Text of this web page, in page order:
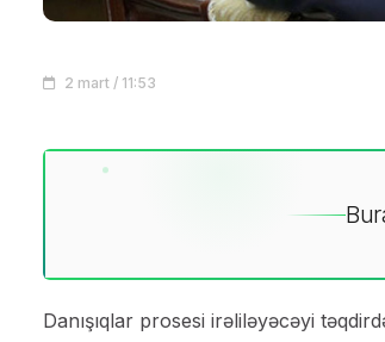
2 mart / 11:53
Danışıqlar prosesi irəliləyəcəyi